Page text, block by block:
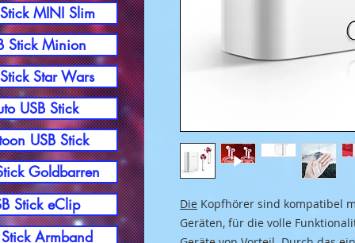
Die Kopfhörer sind kompatibel
Geräten, für die volle
MINI Slim
Stick Minion
Star Wars
USB Stick
USB Stick
Goldbarren
Stick eClip
Armband